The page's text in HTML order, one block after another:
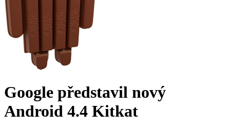
Google představil nový
Android 4.4 Kitkat